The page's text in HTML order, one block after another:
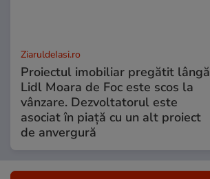
ZiaruldeIasi.ro
Proiectul imobiliar pregătit lângă
Lidl Moara de Foc este scos la
vânzare. Dezvoltatorul este
asociat în piață cu un alt proiect
de anvergură